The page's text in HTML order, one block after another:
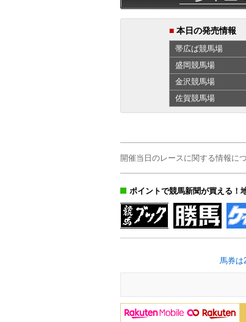
■ 本日の発売情報
帯広ば競馬場
盛岡競馬場
金沢競馬場
佐賀競馬場
開催当日のレースに関する情報に
ポイントで競馬新聞が買える！
馬券は